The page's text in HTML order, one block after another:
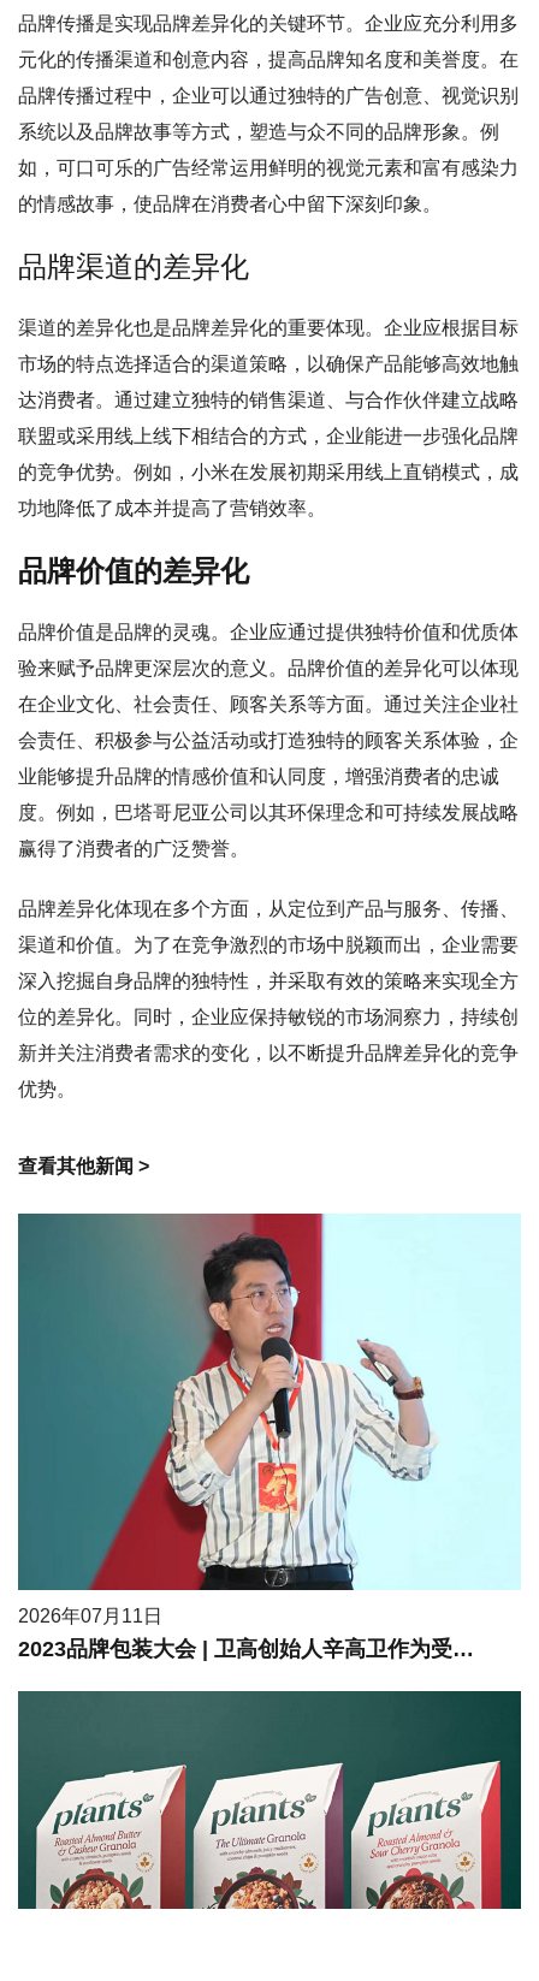
品牌传播是实现品牌差异化的关键环节。企业应充分利用多
元化的传播渠道和创意内容，提高品牌知名度和美誉度。在
品牌传播过程中，企业可以通过独特的广告创意、视觉识别
系统以及品牌故事等方式，塑造与众不同的品牌形象。例
如，可口可乐的广告经常运用鲜明的视觉元素和富有感染力
的情感故事，使品牌在消费者心中留下深刻印象。
品牌渠道的差异化
渠道的差异化也是品牌差异化的重要体现。企业应根据目标
市场的特点选择适合的渠道策略，以确保产品能够高效地触
达消费者。通过建立独特的销售渠道、与合作伙伴建立战略
联盟或采用线上线下相结合的方式，企业能进一步强化品牌
的竞争优势。例如，小米在发展初期采用线上直销模式，成
功地降低了成本并提高了营销效率。
品牌价值的差异化
品牌价值是品牌的灵魂。企业应通过提供独特价值和优质体
验来赋予品牌更深层次的意义。品牌价值的差异化可以体现
在企业文化、社会责任、顾客关系等方面。通过关注企业社
会责任、积极参与公益活动或打造独特的顾客关系体验，企
业能够提升品牌的情感价值和认同度，增强消费者的忠诚
度。例如，巴塔哥尼亚公司以其环保理念和可持续发展战略
赢得了消费者的广泛赞誉。
品牌差异化体现在多个方面，从定位到产品与服务、传播、
渠道和价值。为了在竞争激烈的市场中脱颖而出，企业需要
深入挖掘自身品牌的独特性，并采取有效的策略来实现全方
位的差异化。同时，企业应保持敏锐的市场洞察力，持续创
新并关注消费者需求的变化，以不断提升品牌差异化的竞争
优势。
查看其他新闻 >
2026年07月11日
2023品牌包装大会 | 卫高创始人辛高卫作为受邀嘉宾进行现场分享